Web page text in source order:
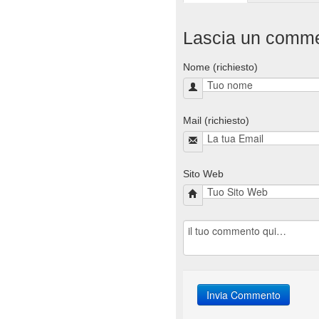
Lascia un
Nome (richiesto)
Mail (richiesto)
Sito Web